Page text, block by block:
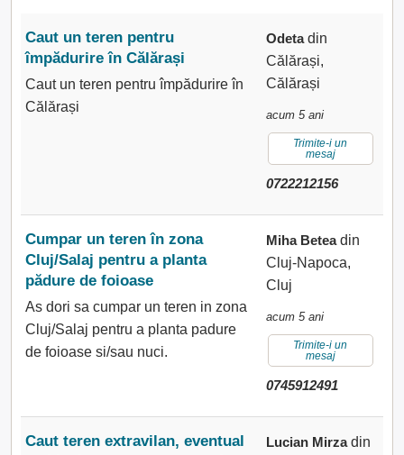
Caut un teren pentru
împădurire în Călărași
Caut un teren pentru împădurire în
Călărași
Odetadin
Călărași,
Călărași
acum 5 ani
Trimite-i un
mesaj
0722212156
Cumpar un teren în zona
Cluj/Salaj pentru a planta
pădure de foioase
As dori sa cumpar un teren in zona
Cluj/Salaj pentru a planta padure
de foioase si/sau nuci.
Miha Beteadin
Cluj-Napoca,
Cluj
acum 5 ani
Trimite-i un
mesaj
0745912491
Caut teren extravilan, eventual
Lucian Mirzadin